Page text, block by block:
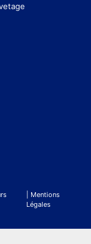
| Mentions
Légales